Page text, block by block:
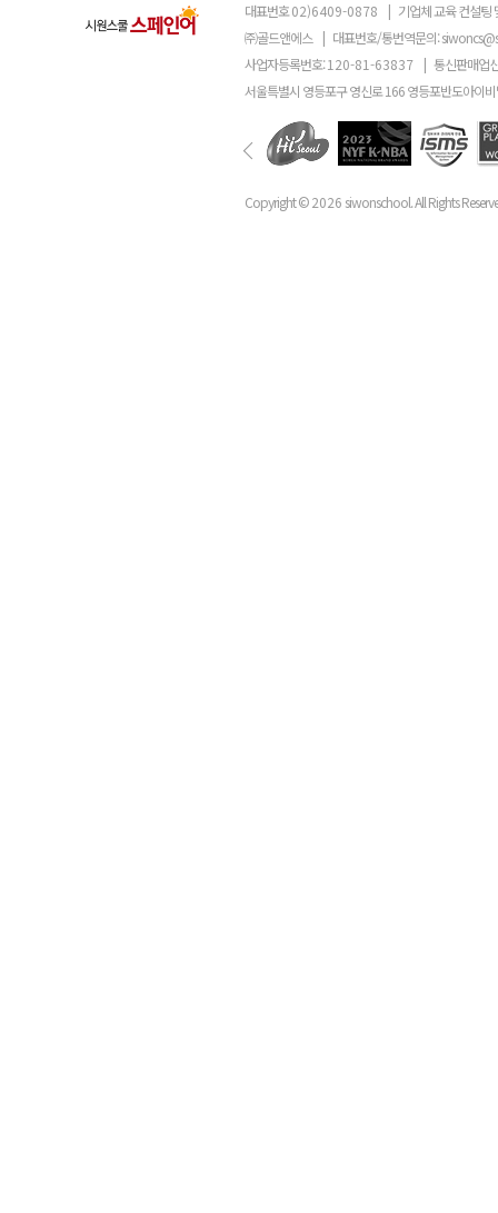
대표번호02)6409-0878 | 기업체 교육 컨설팅
㈜골드앤에스 | 대표번호/통번역문의:
사업자등록번호:120-81-63837 | 통신판매업
서울특별시 영등포구 영신로 166 영등포반도아이
Copyright ©2026 siwonschool. All Rights